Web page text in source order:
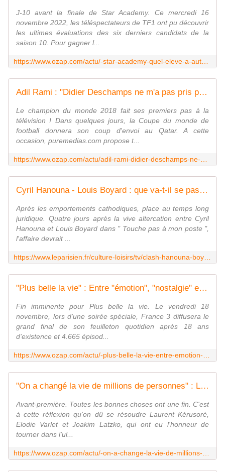
J-10 avant la finale de Star Academy. Ce mercredi 16
novembre 2022, les téléspectateurs de TF1 ont pu découvrir
les ultimes évaluations des six derniers candidats de la
saison 10. Pour gagner l...
Adil Rami : "Didier Deschamps ne m'a pas pris parce que j'avais déjà signé avec TF1"
Le champion du monde 2018 fait ses premiers pas à la
télévision ! Dans quelques jours, la Coupe du monde de
football donnera son coup d'envoi au Qatar. A cette
occasion, puremedias.com propose t...
Cyril Hanouna - Louis Boyard : que va-t-il se passer pour TPMP et C8 ?
Après les emportements cathodiques, place au temps long
juridique. Quatre jours après la vive altercation entre Cyril
Hanouna et Louis Boyard dans " Touche pas à mon poste ",
l'affaire devrait ...
"Plus belle la vie" : Entre "émotion", "nostalgie" et "espoir d'un retour", les fans se préparent à la fin de la série
Fin imminente pour Plus belle la vie. Le vendredi 18
novembre, lors d'une soirée spéciale, France 3 diffusera le
grand final de son feuilleton quotidien après 18 ans
d'existence et 4.665 épisod...
"On a changé la vie de millions de personnes" : Les images émouvantes du clap final de "Plus belle la vie"
Avant-première. Toutes les bonnes choses ont une fin. C'est
à cette réflexion qu'on dû se résoudre Laurent Kérusoré,
Elodie Varlet et Joakim Latzko, qui ont eu l'honneur de
tourner dans l'ul...